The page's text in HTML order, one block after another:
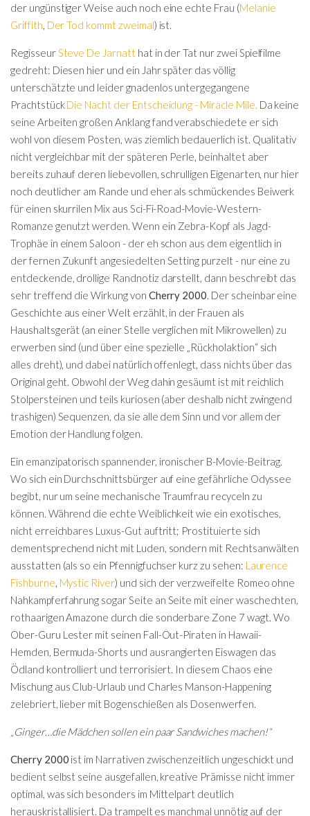
der ungünstiger Weise auch noch eine echte Frau (Melanie
Griffith Der Tod kommt zweimal) ist.
Regisseur Steve De Jarnatthat in der Tat nur zwei Spielfilme
gedreht: Diesen hier und ein Jahr später das völlig
unterschätzte und leider gnadenlos untergegangene
PrachtstückDie Nacht der Entscheidung - Miracle Mile. Da keine
seine Arbeiten großen Anklang fand verabschiedete er sich
wohl von diesem Posten, was ziemlich bedauerlich ist. Qualitativ
nicht vergleichbar mit der späteren Perle, beinhaltet aber
bereits zuhauf deren liebevollen, schrulligen Eigenarten, nur hier
noch deutlicher am Rande und eher als schmückendes Beiwerk
für einen skurrilen Mix aus Sci-Fi-Road-Movie-Western-
Romanze genutzt werden. Wenn ein Zebra-Kopf als Jagd-
Trophäe in einem Saloon - der eh schon aus dem eigentlich in
der fernen Zukunft angesiedelten Setting purzelt - nur eine zu
entdeckende, drollige Randnotiz darstellt, dann beschreibt das
sehr treffend die Wirkung von Cherry 2000 . Der scheinbar eine
Geschichte aus einer Welt erzählt, in der Frauen als
Haushaltsgerät (an einer Stelle verglichen mit Mikrowellen) zu
erwerben sind (und über eine spezielle „Rückholaktion“ sich
alles dreht), und dabei natürlich offenlegt, dass nichts über das
Original geht. Obwohl der Weg dahin gesäumt ist mit reichlich
Stolpersteinen und teils kuriosen (aber deshalb nicht zwingend
trashigen) Sequenzen, da sie alle dem Sinn und vor allem der
Emotion der Handlung folgen.
Ein emanzipatorisch spannender, ironischer B-Movie-Beitrag.
Wo sich ein Durchschnittsbürger auf eine gefährliche Odyssee
begibt, nur um seine mechanische Traumfrau recyceln zu
können. Während die echte Weiblichkeit wie ein exotisches,
nicht erreichbares Luxus-Gut auftritt; Prostituierte sich
dementsprechend nicht mit Luden, sondern mit Rechtsanwälten
ausstatten (als so ein Pfennigfuchser kurz zu sehen: Laurence
Fishburne Mystic River) und sich der verzweifelte Romeo ohne
Nahkampferfahrung sogar Seite an Seite mit einer waschechten,
rothaarigen Amazone durch die sonderbare Zone 7 wagt. Wo
Ober-Guru Lester mit seinen Fall-Out-Piraten in Hawaii-
Hemden, Bermuda-Shorts und ausrangierten Eiswagen das
Ödland kontrolliert und terrorisiert. In diesem Chaos eine
Mischung aus Club-Urlaub und Charles Manson-Happening
zelebriert, lieber mit Bogenschießen als Dosenwerfen.
„Ginger…die Mädchen sollen ein paar Sandwiches machen!“
Cherry 2000 ist im Narrativen zwischenzeitlich ungeschickt und
bedient selbst seine ausgefallen, kreative Prämisse nicht immer
optimal, was sich besonders im Mittelpart deutlich
herauskristallisiert. Da trampelt es manchmal unnötig auf der